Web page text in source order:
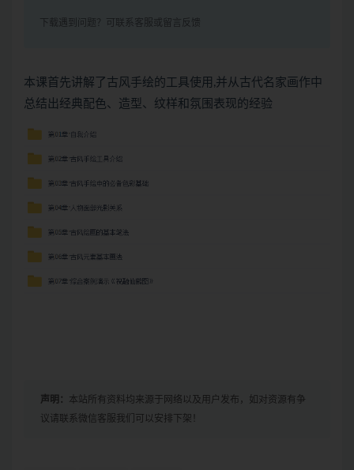
下载遇到问题？可联系客服或留言反馈
本课首先讲解了古风手绘的工具使用,并从古代名家画作中
总结出经典配色、造型、纹样和氛围表现的经验
声明： 本站所有资料均来源于网络以及用户发布，如对资源有争
议请联系微信客服我们可以安排下架！